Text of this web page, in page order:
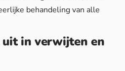
behandeling van alle
uit in verwijten en